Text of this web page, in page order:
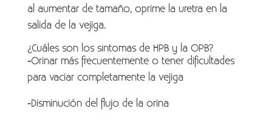
al aumentar de tamaño, oprime la uretra en la
salida de la vejiga.
¿Cuáles son los síntomas de HPB y la OPB?
-Orinar más frecuentemente o tener dificultades
para vaciar completamente la vejiga
-Disminución del flujo de la orina